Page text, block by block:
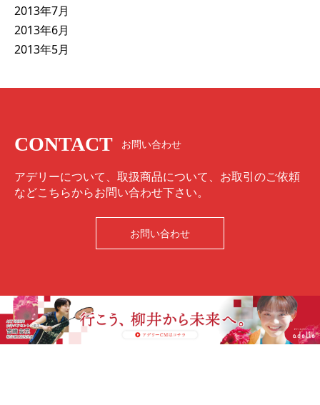
2013年7月
2013年6月
2013年5月
CONTACT お問い合わせ
アデリーについて、取扱商品について、お取引のご依頼
などこちらからお問い合わせ下さい。
お問い合わせ